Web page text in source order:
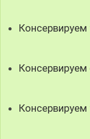
Консервируем